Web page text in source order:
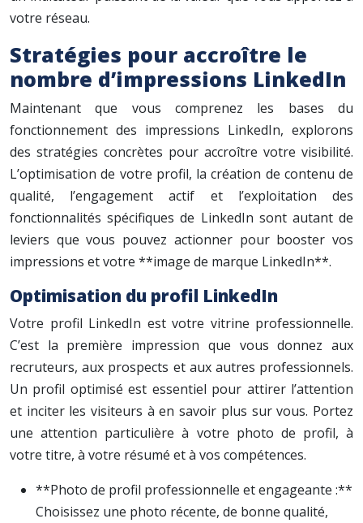
votre réseau.
Stratégies pour accroître le
nombre d’impressions LinkedIn
Maintenant que vous comprenez les bases du
fonctionnement des impressions LinkedIn, explorons
des stratégies concrètes pour accroître votre visibilité.
L’optimisation de votre profil, la création de contenu de
qualité, l’engagement actif et l’exploitation des
fonctionnalités spécifiques de LinkedIn sont autant de
leviers que vous pouvez actionner pour booster vos
impressions et votre **image de marque LinkedIn**.
Optimisation du profil LinkedIn
Votre profil LinkedIn est votre vitrine professionnelle.
C’est la première impression que vous donnez aux
recruteurs, aux prospects et aux autres professionnels.
Un profil optimisé est essentiel pour attirer l’attention
et inciter les visiteurs à en savoir plus sur vous. Portez
une attention particulière à votre photo de profil, à
votre titre, à votre résumé et à vos compétences.
**Photo de profil professionnelle et engageante :**
Choisissez une photo récente, de bonne qualité,